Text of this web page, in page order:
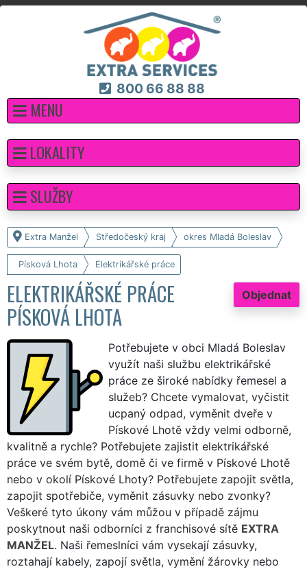
800 66 88 88
MENU
Extra Manžel Středočeský kraj okres Mladá Boleslav
Písková Lhota Elektrikářské práce
Objednat
ELEKTRIKÁŘSKÉ PRÁCE
PÍSKOVÁ LHOTA
Potřebujete v obci Mladá Boleslav
využít naši službu elektrikářské
práce ze široké nabídky řemesel a
služeb? Chcete vymalovat, vyčistit
ucpaný odpad, vyměnit dveře v
Pískové Lhotě vždy velmi odborně,
kvalitně a rychle? Potřebujete zajistit elektrikářské
práce ve svém bytě, domě či ve firmě v Pískové Lhotě
nebo v okolí Pískové Lhoty? Potřebujete zapojit světla,
zapojit spotřebiče, vyměnit zásuvky nebo zvonky?
Veškeré tyto úkony vám můžou v případě zájmu
poskytnout naši odborníci z franchisové sítě EXTRA
MANŽEL. Naši řemeslníci vám vysekají zásuvky,
roztahají kabely, zapojí světla, vymění žárovky nebo
LOKALITY
SLUŽBY